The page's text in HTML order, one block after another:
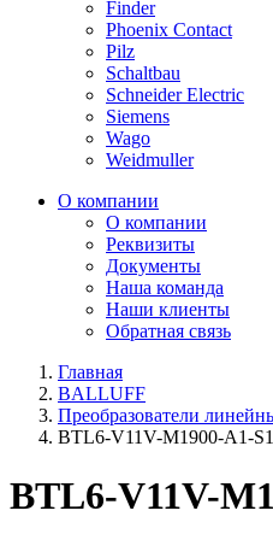
Finder
Phoenix Contact
Pilz
Schaltbau
Schneider Electric
Siemens
Wago
Weidmuller
О компании
О компании
Реквизиты
Документы
Наша команда
Наши клиенты
Обратная связь
Главная
BALLUFF
Преобразователи
BTL6-V11V-M1900-A1-
BTL6-V11V-